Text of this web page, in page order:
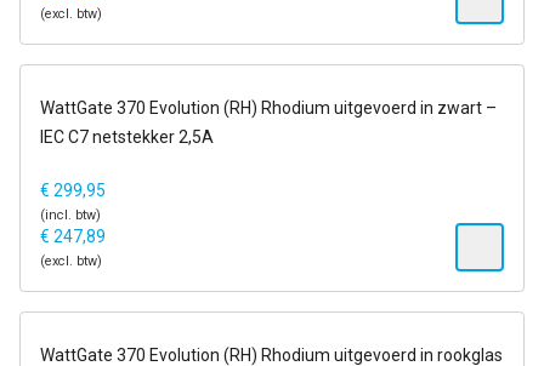
(excl. btw)
6-13 dagen
WattGate 370 Evolution (RH) Rhodium uitgevoerd in zwart –
IEC C7 netstekker 2,5A
€ 299,95
(incl. btw)
€ 247,89
(excl. btw)
6-13 dagen
WattGate 370 Evolution (RH) Rhodium uitgevoerd in rookglas